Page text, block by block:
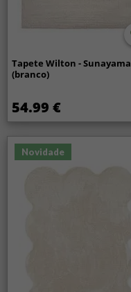
Tapete Wilton - Sunayama
(branco)
54.99 €
Novidade